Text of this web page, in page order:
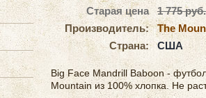
Старая цена
1 775 руб.
Производитель:
The
Страна:
США
Big Face Mandrill Baboon -
Mountain из 100% хлопка. Не